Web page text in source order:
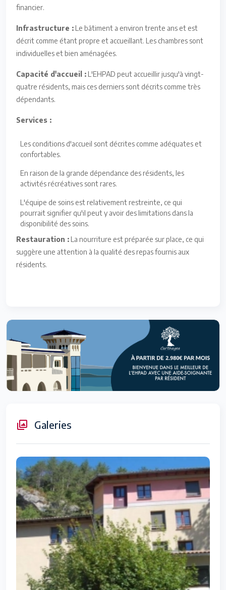
financier.
Infrastructure :Le bâtiment a environ trente ans et est
décrit comme étant propre et accueillant. Les chambres sont
individuelles et bien aménagées.
Capacité d'accueil :L'EHPAD peut accueillir jusqu'à vingt-
quatre résidents, mais ces derniers sont décrits comme très
dépendants.
Services :
Les conditions d'accueil sont décrites comme adéquates et
confortables.
En raison de la grande dépendance des résidents, les
activités récréatives sont rares.
L'équipe de soins est relativement restreinte, ce qui
pourrait signifier qu'il peut y avoir des limitations dans la
disponibilité des soins.
Restauration :La nourriture est préparée sur place, ce qui
suggère une attention à la qualité des repas fournis aux
résidents.
Galeries